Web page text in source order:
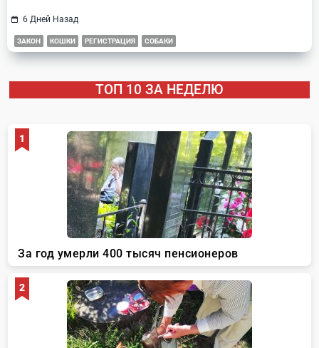
6 Дней Назад
ЗАКОН КОШКИ РЕГИСТРАЦИЯ СОБАКИ
ТОП 10 ЗА НЕДЕЛЮ